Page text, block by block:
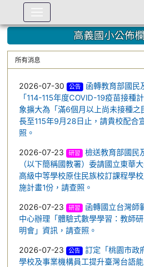
高義國小公佈欄
所有消息
2026-07-30 公告
函轉教育部國民
「114-115年度COVID-19疫苗接種
象擴大為「滿6個月以上尚未接種之
長至115年9月28日止，請貴校配合
照。
2026-07-23
研習
檢送教育部國民
（以下簡稱國教署）委請國立東華
高級中等學校原住民族校訂課程學
施計畫1份，請查照。
2026-07-23
研習
函轉國立台灣師
中心辦理「體驗式數學學習：教師
明會」資訊，請查照。
2026-07-23
公告
訂定「桃園市政
學校及事業機構員工提升臺灣台語